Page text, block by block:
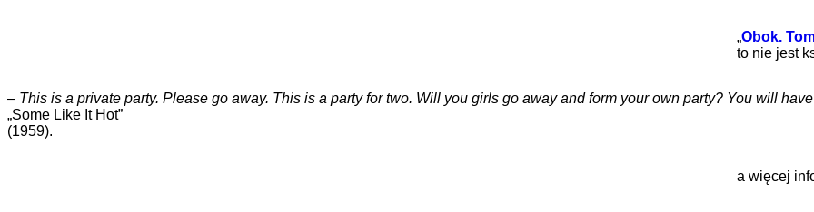
„Obok.
to nie jest
– This is a private party. Please go away. This is a party for two. Will you girls go away and form your own party? You will
„Some Like It Hot”
(1959).
a więcej